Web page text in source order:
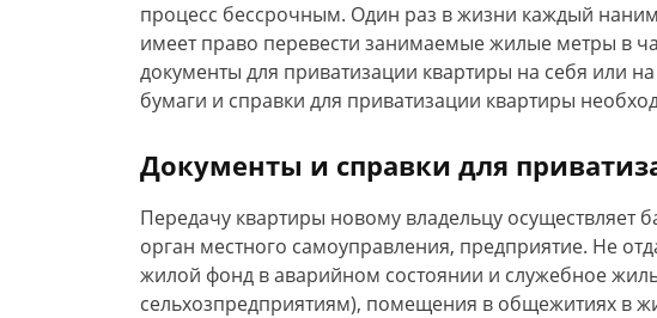
процесс бессрочным. Один раз в жизни каждый
имеет право перевести занимаемые жилые метры в
документы для приватизации квартиры на себя или
бумаги и справки для приватизации квартиры
Документы и справки для
Передачу квартиры новому владельцу осуществляет
орган местного самоуправления, предприятие. Не
жилой фонд в аварийном состоянии и служебное
сельхозпредприятиям), помещения в общежитиях в